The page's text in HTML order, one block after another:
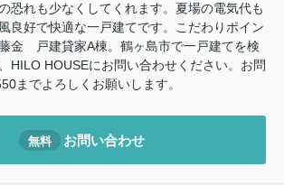
恐れも少なくしてくれます。夏場の電気代も
良好で快適な一戸建てです。こだわりポイン
金 戸建貸家A棟。鶴ヶ島市で一戸建てを検
HILO HOUSEにお問い合わせください。お問
までよろしくお願いします。
無料 お問い合わせ